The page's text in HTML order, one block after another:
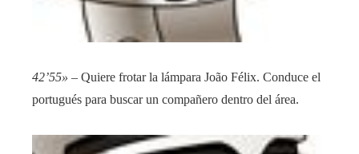
42’55» – Quiere frotar la lámpara João Félix. Conduce el
portugués para buscar un compañero dentro del área.